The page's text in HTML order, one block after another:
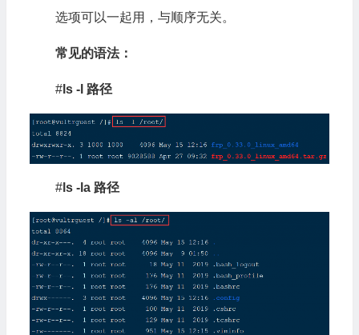
选项可以一起用，与顺序无关。
常见的语法：
#ls -l 路径
#ls -la 路径